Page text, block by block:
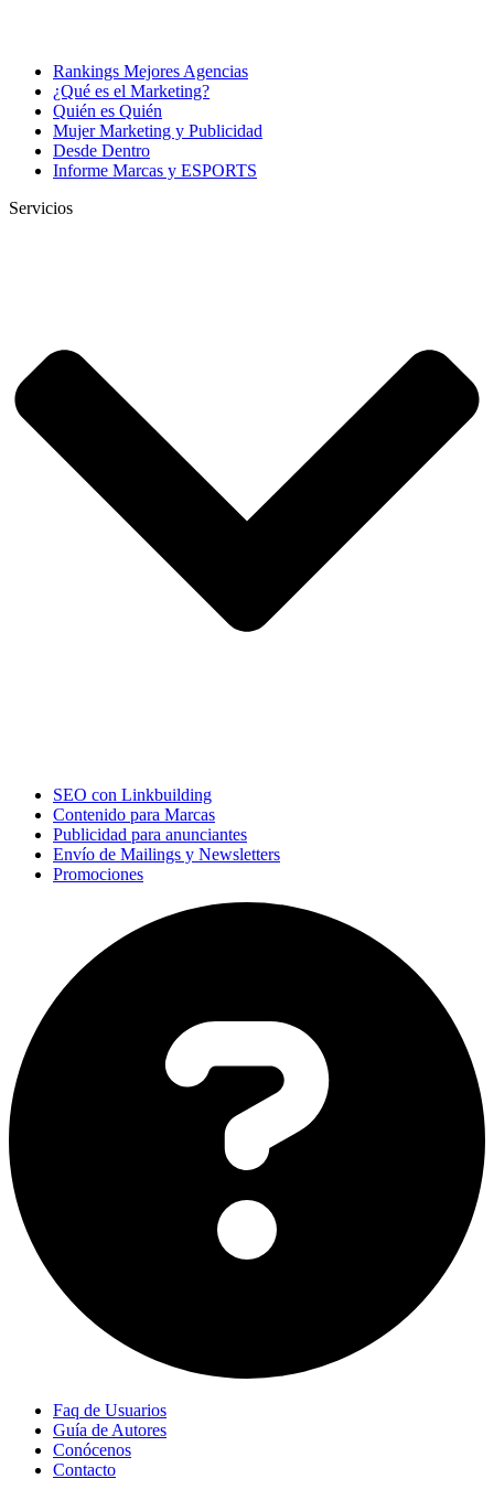
Rankings Mejores Agencias
¿Qué es el Marketing?
Quién es Quién
Mujer Marketing y Publicidad
Desde Dentro
Informe Marcas y ESPORTS
Servicios
SEO con Linkbuilding
Contenido para Marcas
Publicidad para anunciantes
Envío de Mailings y Newsletters
Promociones
Faq de Usuarios
Guía de Autores
Conócenos
Contacto